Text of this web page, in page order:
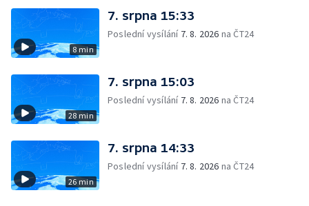
8 min
7. srpna 15:33
Poslední vysílání 7. 8. 2026 na ČT24
28 min
7. srpna 15:03
Poslední vysílání 7. 8. 2026 na ČT24
26 min
7. srpna 14:33
Poslední vysílání 7. 8. 2026 na ČT24